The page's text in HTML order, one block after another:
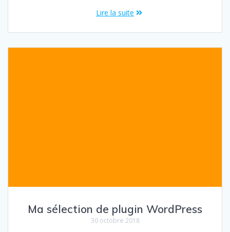
Lire la suite
Ma sélection de plugin WordPress
30 octobre 2018